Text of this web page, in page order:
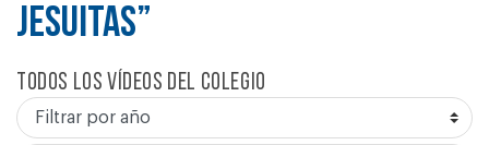
JESUITAS”
Todos los vídeos del colegio